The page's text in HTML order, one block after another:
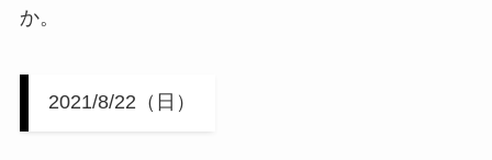
か。
2021/8/22（日）